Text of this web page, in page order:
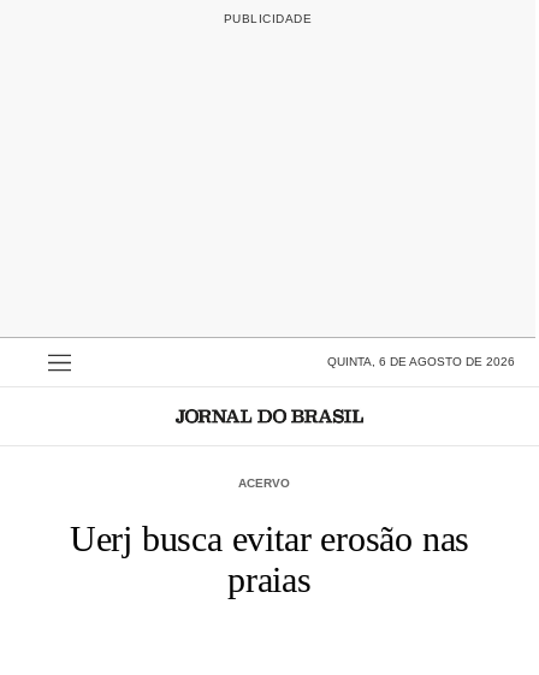
QUINTA, 6 DE AGOSTO DE 2026
ACERVO
Uerj busca evitar erosão nas
praias